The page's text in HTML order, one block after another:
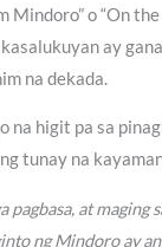
Mindoro” o “On
ay
na dekada.
na higit pa sa
tunay na
pagbasa, at maging
ng Mindoro ay